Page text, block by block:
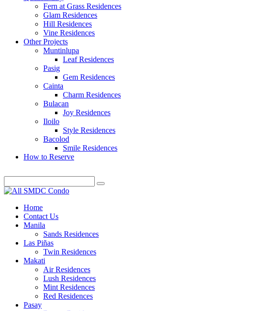
Fern at Grass Residences
Glam Residences
Hill Residences
Vine Residences
Other Projects
Muntinlupa
Leaf Residences
Pasig
Gem Residences
Cainta
Charm Residences
Bulacan
Joy Residences
Iloilo
Style Residences
Bacolod
Smile Residences
How to Reserve
Home
Contact Us
Manila
Sands Residences
Las Piñas
Twin Residences
Makati
Air Residences
Lush Residences
Mint Residences
Red Residences
Pasay